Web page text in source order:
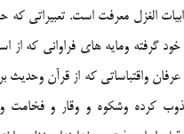
الغزل معرفت است. تعبيراتي که
گرفته ومايه هاي فراواني که از
واقتباساتي که از قرآن وحديث
کرده وشکوه و وقار و فخامت